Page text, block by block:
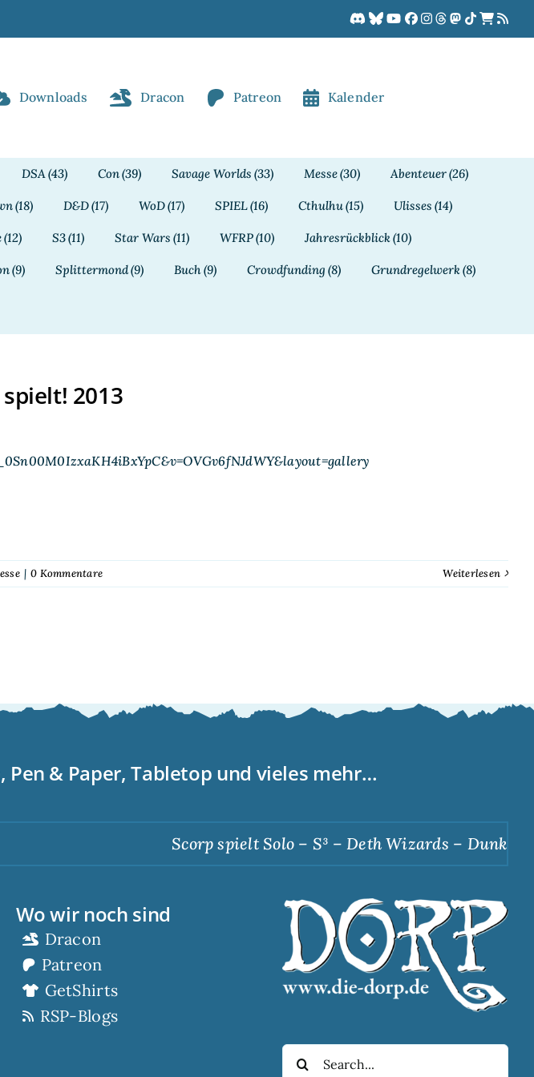
Downloads Dracon Patreon Kalender
DSA(43) Con(39) Savage Worlds (33) Messe(30) Abenteuer(26)
(18) D&D(17) WoD(17) SPIEL(16) Cthulhu(15) Ulisses (14)
(12) S3(11) Star Wars (11) WFRP(10) Jahresrückblick(10)
(9) Splittermond(9) Buch(9) Crowdfunding (8) Grundregelwerk(8)
2013
| 0 Kommentare Weiterlesen
& Paper, Tabletop und vieles mehr…
Scorp spielt Solo – S³ – Deth Wizards – Dunkle
Wo wir noch sind
Dracon
Patreon
GetShirts
RSP-Blogs